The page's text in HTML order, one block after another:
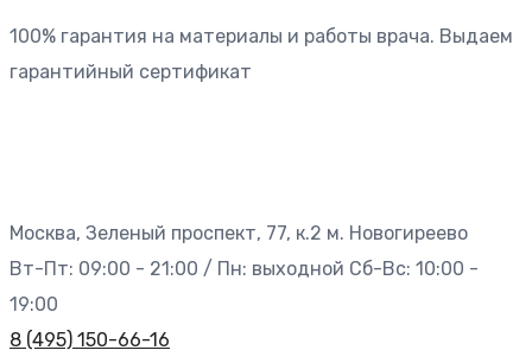
100% гарантия на материалы и работы врача. Выдаем
гарантийный сертификат
Москва, Зеленый проспект, 77, к.2 м. Новогиреево
Вт-Пт: 09:00 - 21:00 / Пн: выходной Сб-Вс: 10:00 -
19:00
8 (495) 150-66-16